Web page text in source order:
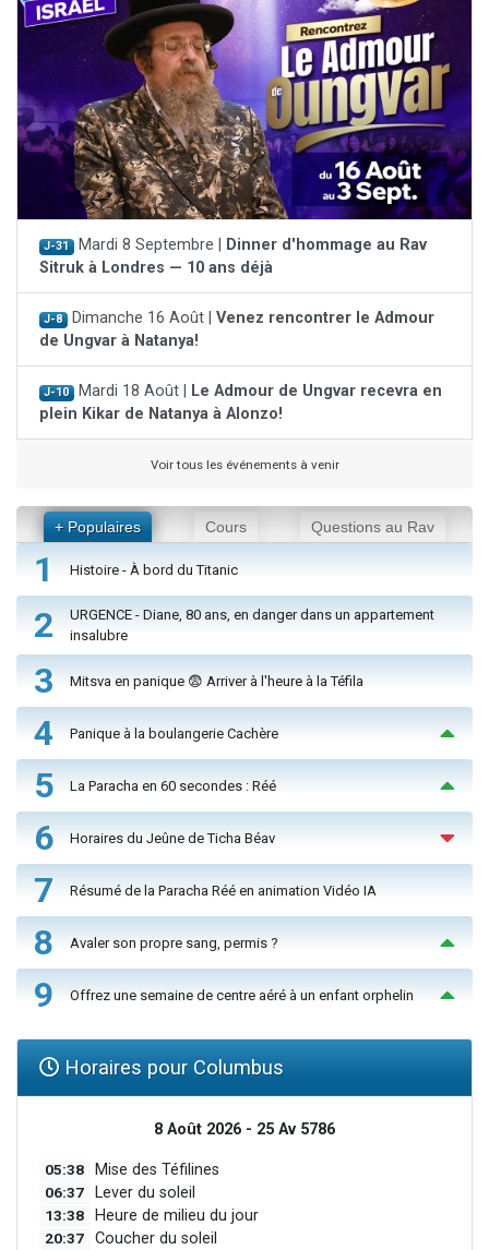
J-31 Mardi 8 Septembre |
Dinner d'hommage au Rav
Sitruk à Londres — 10 ans déjà
J-8 Dimanche 16 Août | Venez rencontrer le Admour
de Ungvar à Natanya!
J-10 Mardi 18 Août |
Le Admour de Ungvar recevra en
plein Kikar de Natanya à Alonzo!
Voir tous les événements à venir
+ Populaires Cours Questions au Rav
1 Histoire - À bord du Titanic
2
URGENCE - Diane, 80 ans, en danger dans un appartement
insalubre
3 Mitsva en panique 😨 Arriver à l'heure à la Téfila
4 Panique à la boulangerie Cachère
5 La Paracha en 60 secondes : Réé
6 Horaires du Jeûne de Ticha Béav
7 Résumé de la Paracha Réé en animation Vidéo IA
8 Avaler son propre sang, permis ?
9 Offrez une semaine de centre aéré à un enfant orphelin
Horaires pour Columbus
8 Août 2026 - 25 Av 5786
05:38 Mise des Téfilines
06:37 Lever du soleil
13:38 Heure de milieu du jour
20:37 Coucher du soleil